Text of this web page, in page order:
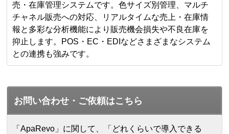
売・在庫管理システムです。色サイズ別管理、マルチ
チャネル販売への対応、リアルタイムな売上・在庫情
報と多彩な分析機能により販売機会損失や不良在庫を
抑止します。POS・EC・EDIなどさまざまなシステム
との連携も強みです。
お問い合わせ・ご依頼はこちら
「ApaRevo」に関して、「どれくらいで導入できる